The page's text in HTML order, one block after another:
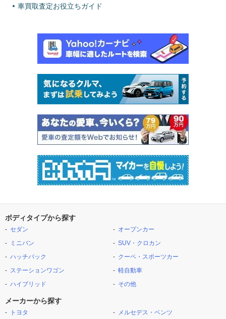
車買取査定お役立ちガイド
ボディタイプから探す
セダン
ミニバン
ハッチバック
ステーションワゴン
ハイブリッド
オープンカー
SUV・クロカン
クーペ・スポーツカー
軽自動車
その他
メーカーから探す
トヨタ
メルセデス・ベンツ